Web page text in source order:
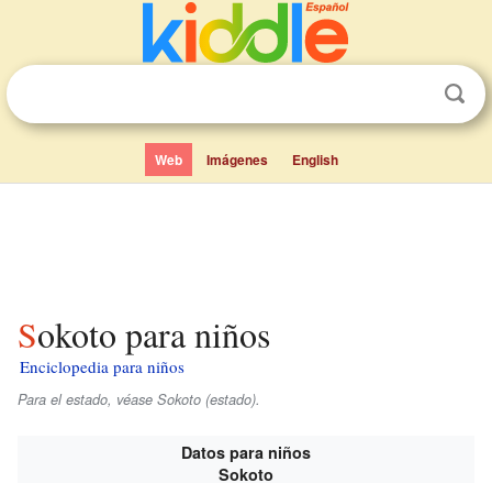
Web Imágenes English
Sokoto para niños
Enciclopedia para niños
Para el estado, véase Sokoto (estado).
Datos para niños
Sokoto